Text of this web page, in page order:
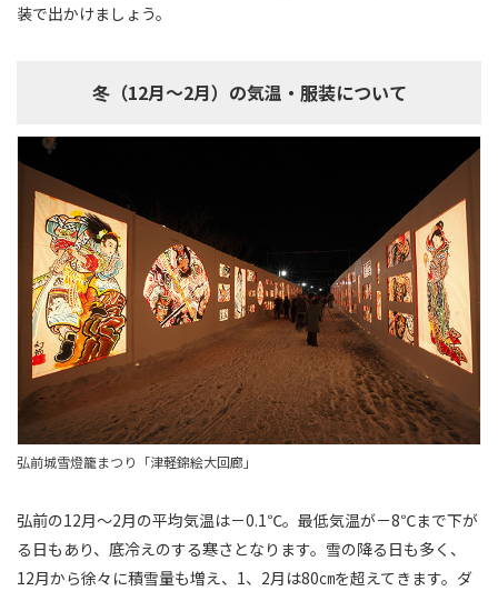
装で出かけましょう。
冬（12月～2月）の気温・服装について
弘前城雪燈籠まつり「津軽錦絵大回廊」
弘前の12月～2月の平均気温は－0.1℃。最低気温が－8℃まで下が
る日もあり、底冷えのする寒さとなります。雪の降る日も多く、
12月から徐々に積雪量も増え、1、2月は80㎝を超えてきます。ダ